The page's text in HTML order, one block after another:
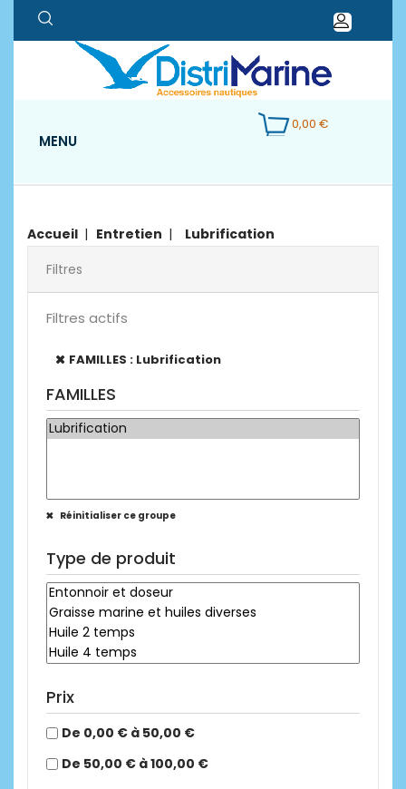
0,00 €
MENU
Accueil Entretien
Lubrification
Filtres
Filtres actifs
FAMILLES : Lubrification
FAMILLES
Réinitialiser ce groupe
Type de produit
Prix
De 0,00 € à 50,00 €
De 50,00 € à 100,00 €